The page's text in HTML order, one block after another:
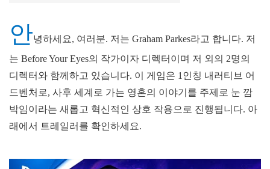
안녕하세요, 여러분. 저는 Graham Parkes라고 합니다. 저
는 Before Your Eyes의 작가이자 디렉터이며 저 외의 2명의
디렉터와 함께하고 있습니다. 이 게임은 1인칭 내러티브 어
드벤처로, 사후 세계로 가는 영혼의 이야기를 주제로 눈 깜
박임이라는 새롭고 혁신적인 상호 작용으로 진행됩니다. 아
래에서 트레일러를 확인하세요.